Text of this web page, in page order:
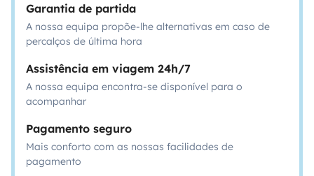
Garantia de partida
A nossa equipa propõe-lhe alternativas em caso de
percalços de última hora
Assistência em viagem 24h/7
A nossa equipa encontra-se disponível para o
acompanhar
Pagamento seguro
Mais conforto com as nossas facilidades de
pagamento